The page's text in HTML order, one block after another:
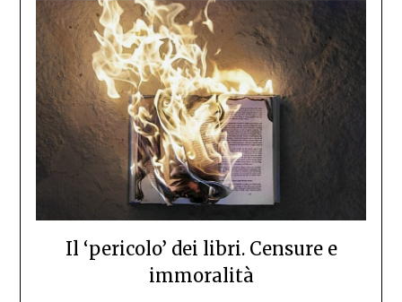
Il ‘pericolo’ dei libri. Censure e
immoralità